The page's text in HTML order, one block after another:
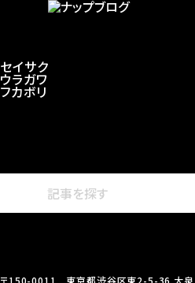
セイサク
ウラガワ
フカボリ